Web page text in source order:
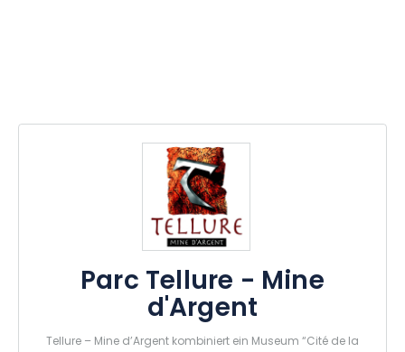
Parc Tellure - Mine
d'Argent
Tellure – Mine d’Argent kombiniert ein Museum “Cité de la